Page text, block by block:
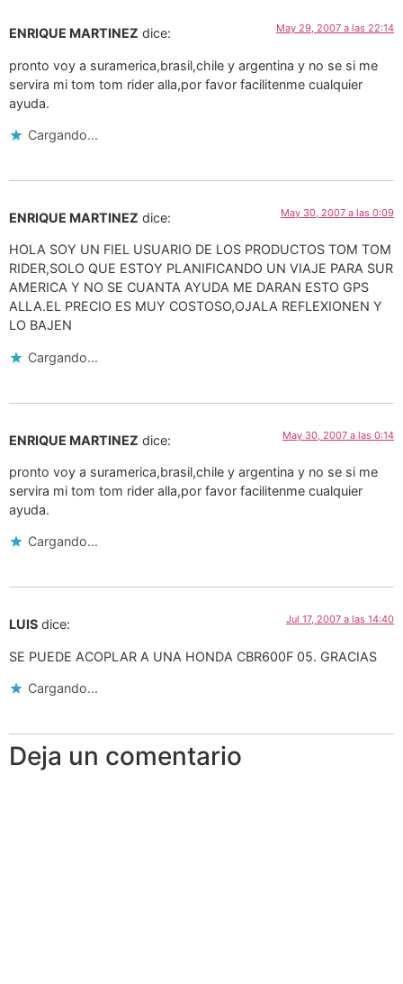
ENRIQUE MARTINEZ dice: May 29, 2007 a las 22:14
pronto voy a suramerica,brasil,chile y argentina y no se si me
servira mi tom tom rider alla,por favor facilitenme cualquier
ayuda.
Cargando...
ENRIQUE MARTINEZ dice: May 30, 2007 a las 0:09
HOLA SOY UN FIEL USUARIO DE LOS PRODUCTOS TOM TOM
RIDER,SOLO QUE ESTOY PLANIFICANDO UN VIAJE PARA SUR
AMERICA Y NO SE CUANTA AYUDA ME DARAN ESTO GPS
ALLA.EL PRECIO ES MUY COSTOSO,OJALA REFLEXIONEN Y
LO BAJEN
Cargando...
ENRIQUE MARTINEZ dice: May 30, 2007 a las 0:14
pronto voy a suramerica,brasil,chile y argentina y no se si me
servira mi tom tom rider alla,por favor facilitenme cualquier
ayuda.
Cargando...
LUIS dice: Jul 17, 2007 a las 14:40
SE PUEDE ACOPLAR A UNA HONDA CBR600F 05. GRACIAS
Cargando...
Deja un comentario